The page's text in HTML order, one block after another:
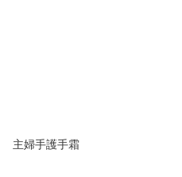
主婦手護手霜